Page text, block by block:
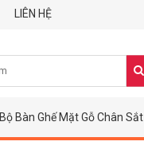
LIÊN HỆ
Bộ Bàn Ghế Mặt Gỗ Chân Sắt